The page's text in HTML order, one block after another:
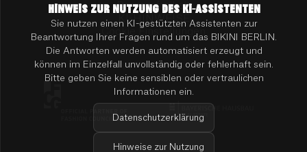
HINWEIS ZUR NUTZUNG DES KI-ASSISTENTEN
Sie nutzen einen KI-gestützten Assistenten zur
Beantwortung Ihrer Fragen rund um das BIKINI BERLIN.
Die Antworten werden automatisiert erzeugt und
können im Einzelfall unvollständig oder fehlerhaft sein.
Bitte geben Sie keine sensiblen oder vertraulichen
Informationen ein.
Datenschutzerklärung
Hinweise zur Nutzung
Barrierefreiheit
KI-HINWEISE
Cookie Einstellungen